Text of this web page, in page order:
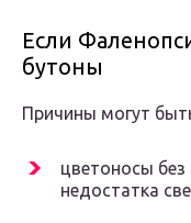
Если
бутоны
Причины могут
цветоносы
недостатка